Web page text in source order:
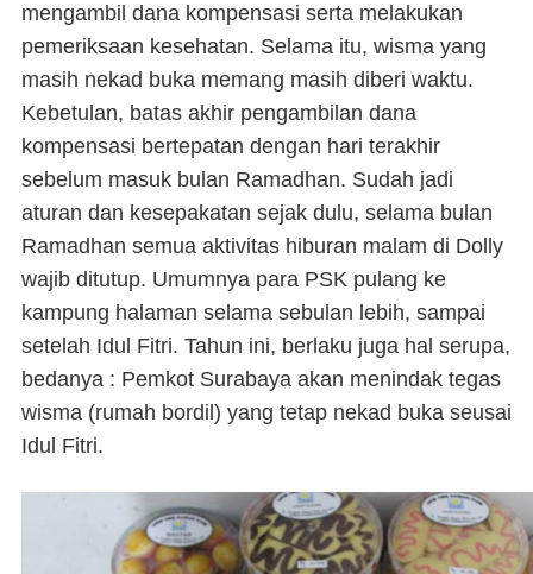
mengambil dana kompensasi serta melakukan
pemeriksaan kesehatan. Selama itu, wisma yang
masih nekad buka memang masih diberi waktu.
Kebetulan, batas akhir pengambilan dana
kompensasi bertepatan dengan hari terakhir
sebelum masuk bulan Ramadhan. Sudah jadi
aturan dan kesepakatan sejak dulu, selama bulan
Ramadhan semua aktivitas hiburan malam di Dolly
wajib ditutup. Umumnya para PSK pulang ke
kampung halaman selama sebulan lebih, sampai
setelah Idul Fitri. Tahun ini, berlaku juga hal serupa,
bedanya : Pemkot Surabaya akan menindak tegas
wisma (rumah bordil) yang tetap nekad buka seusai
Idul Fitri.